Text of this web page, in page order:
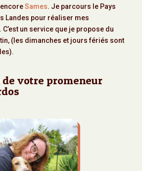
Sames. Je parcours le Pays
Landes pour réaliser mes
un service que je propose du
(les dimanches et jours fériés sont
votre promeneur